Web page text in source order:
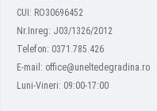
CUI: RO30696452
Nr.Inreg: J03/1326/2012
Telefon: 0371.785.426
E-mail: office@uneltedegradina.ro
Luni-Vineri: 09:00-17:00